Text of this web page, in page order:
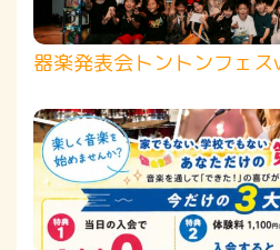
器楽発表会トントンフェ